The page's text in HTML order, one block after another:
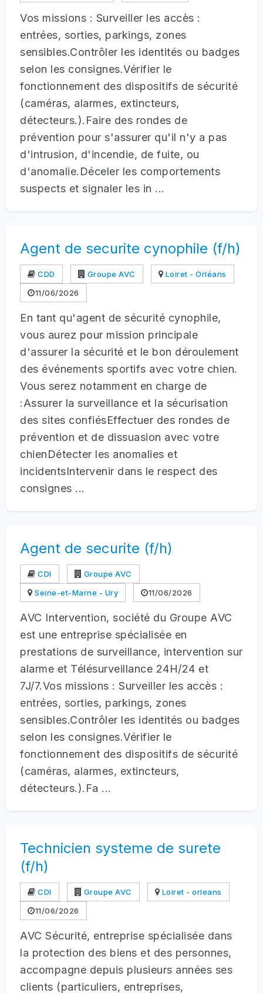
Vos missions : Surveiller les accès :
entrées, sorties, parkings, zones
sensibles.Contrôler les identités ou badges
selon les consignes.Vérifier le
fonctionnement des dispositifs de sécurité
(caméras, alarmes, extincteurs,
détecteurs.).Faire des rondes de
prévention pour s'assurer qu'il n'y a pas
d'intrusion, d'incendie, de fuite, ou
d'anomalie.Déceler les comportements
suspects et signaler les in ...
Agent de securite cynophile (f/h)
CDD Groupe AVC
Loiret - Orléans
11/06/2026
En tant qu'agent de sécurité cynophile,
vous aurez pour mission principale
d'assurer la sécurité et le bon déroulement
des événements sportifs avec votre chien.
Vous serez notamment en charge de
:Assurer la surveillance et la sécurisation
des sites confiésEffectuer des rondes de
prévention et de dissuasion avec votre
chienDétecter les anomalies et
incidentsIntervenir dans le respect des
consignes ...
Agent de securite (f/h)
CDI
Groupe AVC
Seine-et-Marne - Ury
11/06/2026
AVC Intervention, société du Groupe AVC
est une entreprise spécialisée en
prestations de surveillance, intervention sur
alarme et Télésurveillance 24H/24 et
7J/7.Vos missions : Surveiller les accès :
entrées, sorties, parkings, zones
sensibles.Contrôler les identités ou badges
selon les consignes.Vérifier le
fonctionnement des dispositifs de sécurité
(caméras, alarmes, extincteurs,
détecteurs.).Fa ...
Technicien systeme de surete
(f/h)
CDI Groupe AVC
Loiret - orleans
11/06/2026
AVC Sécurité, entreprise spécialisée dans
la protection des biens et des personnes,
accompagne depuis plusieurs années ses
clients (particuliers, entreprises,